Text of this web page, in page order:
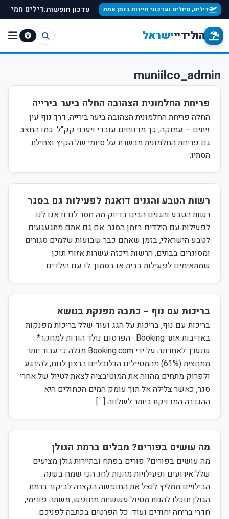
דילים, טיולים ועדכוני תיירות בזמן אמת עדכון חופשות:דילים חמים
הולידייישראל
muniilco_admin
פריחת החלמונית הצהובה החלה ביער בירייה
החלה פריחת החלמונית הצהובה ביער בירייה, דרך נוף עין
זיתים – עמוקה, כך מדווחים עובדי ויערני קק"ל. כמו החצב
גם פריחת החלמונית מבשרת על סיומי של הקיץ וצחילת
הסתיו.
רשות הטבע והגנים דואגת לפעילות גם בסגר
רשות הטבע והגנים הבינו בדיוק מה חסר לנו ודאגו לנו
לפעילות עם הילדים בזמן הסגר. אם גם אתם מתגעגעים
לטבע הישראלי, בזמן שאתם כבר שבועות שלמים סגורים
ומסוגרים בבתים, הרשות ריכזה עשרות אזורי תוכן
שמתאימים לפעילות בבית או בסמוך לו עם הילדים.
בריכות עם נוף – כתבה מפנקת בנושא
בריכות עם נוף, בריכות על הגג ועוד שלל בריכות מפנקות
באדיבות אתר Booking. הפרסום נולד הודות למחקר*
שנערך לאחרונה על ידי Booking.com מגלה כי עבור יותר
ממחצית (61%) מהמטיילים הגלובליים הרצון לנוח, להירגע
ולפרוק מתחים מהווה את המוטיבציה לצאת לטיול של אחרי
סגר, כאשר צלילה אל תוך עומק המים הכחולים היא
ההגדרה המדויקת ביותר לשלווה […]
מה עושים בפורים? מבלים ברמת הגולן
מה עושים בפורים? פורים בפתח ובתיירות גולן מציעים
שלל אירועים ופעילויות מהנות לחג הכי שמח בשנה.
הבילויים ממליץ לנצל את החופשה הקצרה לביקור ברמת
הגולן תוכלו להנות מטיול עששיות מחופש, משתה פורימי,
חדרי בריחה יחודים ועוד. כל הפרטים בכתבה לפניכם.